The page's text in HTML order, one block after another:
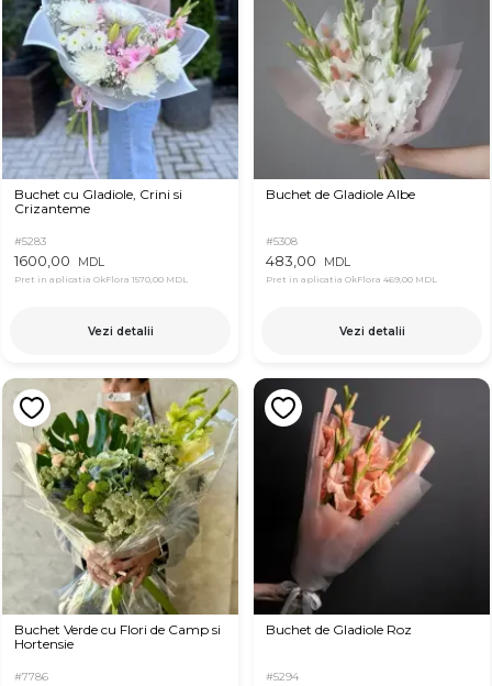
Buchet cu Gladiole, Crini si
Crizanteme
#5283
1600,00 MDL
Pret in aplicatia OkFlora 1570,00 MDL
Vezi detalii
Buchet de Gladiole Albe
#5308
483,00 MDL
Pret in aplicatia OkFlora 469,00 MDL
Vezi detalii
Buchet Verde cu Flori de Camp si
Hortensie
#7786
Buchet de Gladiole Roz
#5294